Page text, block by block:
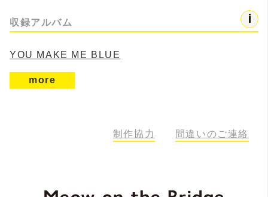
収録アルバム
YOU MAKE ME BLUE
more
制作協力 間違いのご連絡